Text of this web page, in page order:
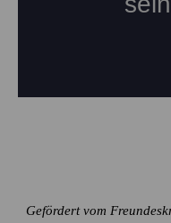
Gefördert vom